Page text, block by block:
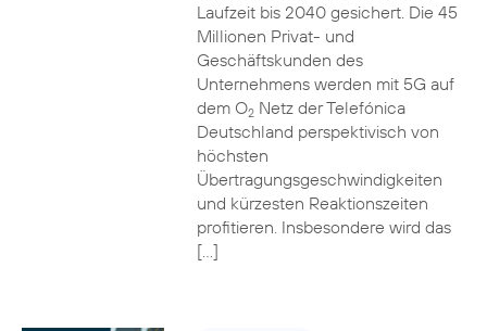
Laufzeit bis 2040 gesichert. Die 45
Millionen Privat- und
Geschäftskunden des
Unternehmens werden mit 5G auf
dem O2Netz der Telefónica
Deutschland perspektivisch von
höchsten
Übertragungsgeschwindigkeiten
und kürzesten Reaktionszeiten
profitieren. Insbesondere wird das
[…]